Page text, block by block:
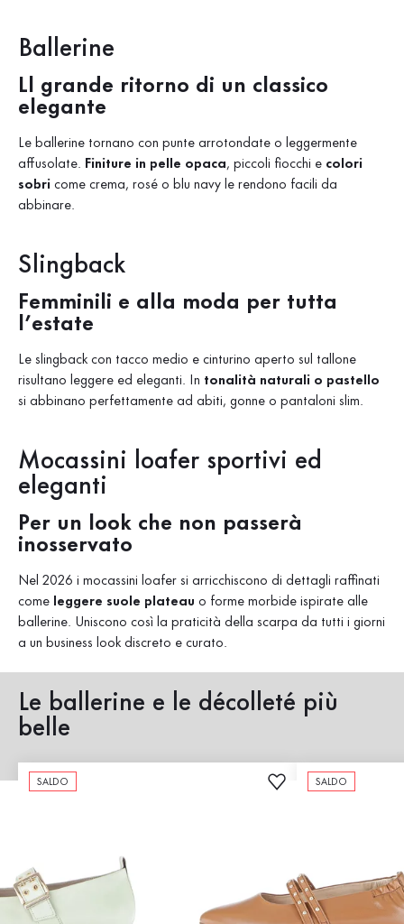
Ballerine
Ll grande ritorno di un classico
elegante
Le ballerine tornano con punte arrotondate o leggermente
affusolate.
Finiture in pelle opaca, piccoli fiocchi e colori
sobri come crema, rosé o blu navy le rendono facili da
abbinare.
Slingback
Femminili e alla moda per tutta
l’estate
Le slingback con tacco medio e cinturino aperto sul tallone
risultano leggere ed eleganti. In tonalità naturali o pastello
si abbinano perfettamente ad abiti, gonne o pantaloni slim.
Mocassini loafer sportivi ed
eleganti
Per un look che non passerà
inosservato
Nel 2026 i mocassini loafer si arricchiscono di dettagli raffinati
come leggere suole plateau o forme morbide ispirate alle
ballerine. Uniscono così la praticità della scarpa da tutti i giorni
a un business look discreto e curato.
Le ballerine e le décolleté più
belle
SALDO SALDO